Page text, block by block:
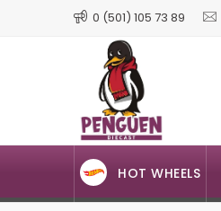
0 (501) 105 73 89
HOT WHEELS